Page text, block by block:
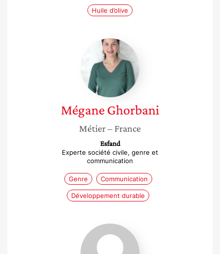
Huile d’olive
Mégane
Ghorbani
MéganeGhorbani
Métier– France
Esfand
Experte société civile, genre et
communication
Genre Communication
Développement durable
Loreleï
Diaz